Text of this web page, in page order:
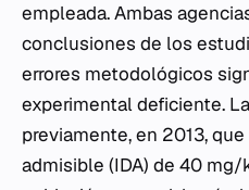
empleada. Ambas
conclusiones de los
errores metodológicos
experimental deficiente.
previamente, en 2013,
admisible (IDA) de 40 mg/